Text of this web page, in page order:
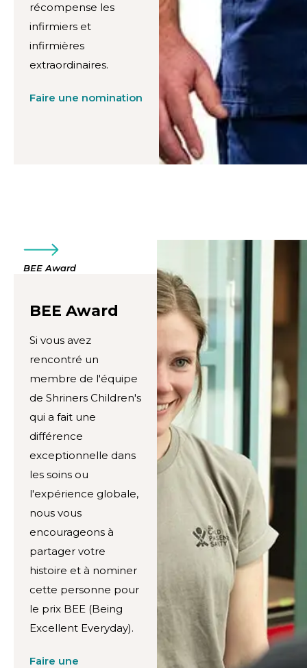
récompense les
infirmiers et
infirmières
extraordinaires.
Faire une nomination
BEE Award
BEE Award
Si vous avez
rencontré un
membre de l'équipe
de Shriners Children's
qui a fait une
différence
exceptionnelle dans
les soins ou
l'expérience globale,
nous vous
encourageons à
partager votre
histoire et à nominer
cette personne pour
le prix BEE (Being
Excellent Everyday).
Faire une